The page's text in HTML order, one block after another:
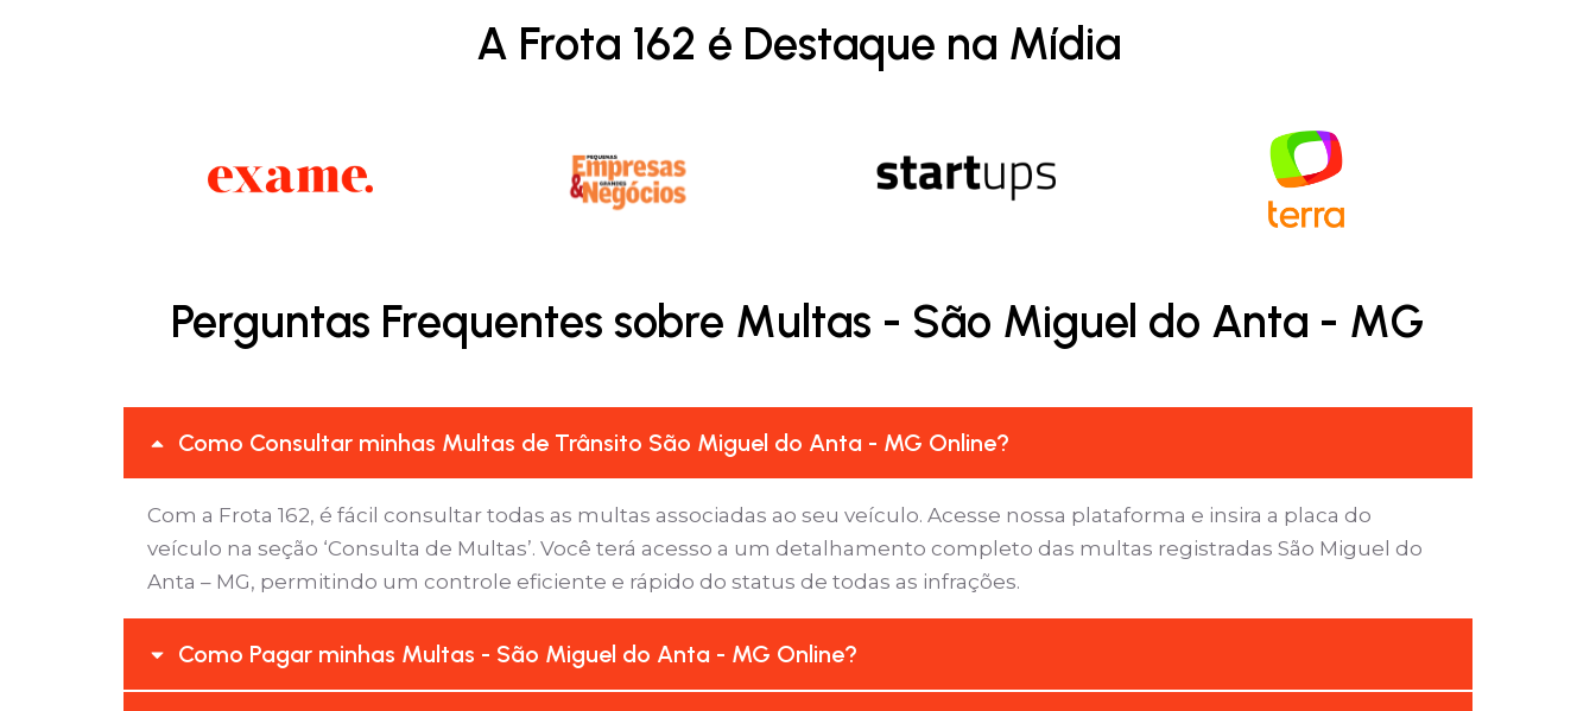
A Frota 162 é Destaque na Mídia
Perguntas Frequentes sobre Multas - São Miguel do Anta - MG
Como Consultar minhas Multas de Trânsito São Miguel do Anta - MG Online?
Com a Frota 162, é fácil consultar todas as multas associadas ao seu veículo. Acesse nossa plataforma e insira a placa do
veículo na seção ‘Consulta de Multas’. Você terá acesso a um detalhamento completo das multas registradas São Miguel do
Anta – MG, permitindo um controle eficiente e rápido do status de todas as infrações.
Como Pagar minhas Multas - São Miguel do Anta - MG Online?